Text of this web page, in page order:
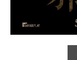
商家介紹